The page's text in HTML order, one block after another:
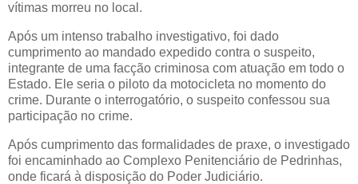
vítimas morreu no local.
Após um intenso trabalho investigativo, foi dado
cumprimento ao mandado expedido contra o suspeito,
integrante de uma facção criminosa com atuação em todo o
Estado. Ele seria o piloto da motocicleta no momento do
crime. Durante o interrogatório, o suspeito confessou sua
participação no crime.
Após cumprimento das formalidades de praxe, o investigado
foi encaminhado ao Complexo Penitenciário de Pedrinhas,
onde ficará à disposição do Poder Judiciário.